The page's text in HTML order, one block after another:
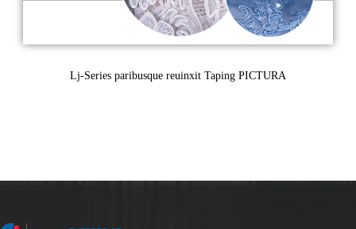
Lj-Series paribusque reuinxit Taping PICTURA